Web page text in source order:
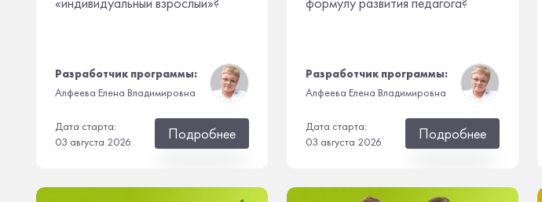
Разработчик программы:
Алфеева Елена Владимировна
Дата старта:
03 августа 2026
Подробнее
Разработчик программы:
Алфеева Елена Владимировна
Дата старта:
03 августа 2026
Подробнее